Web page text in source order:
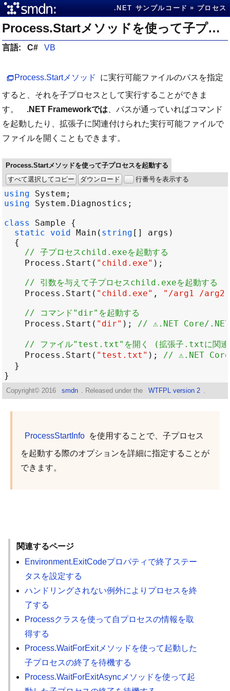
.NET サンプルコード プロセス
Process.Startメソッドを使って子プロセスを起動する
言語: C# VB
Process.Startメソッド
に実行可能ファイルのパスを指定
すると、それを子プロセスとして実行することができま
す。 .NET Frameworkでは 、パスが通っていればコマンド
を起動したり、拡張子に関連付けられた実行可能ファイルで
ファイルを開くこともできます。
Process.Startメソッドを使って子プロセスを起動する
すべて選択してコピー
ダウンロード 行番号を表示する
using System
using
System . Diagnostics
class
Sample
static
void Main ( string [] args
// 子プロセスchild.exeを起動する
Process . Start ( "child.exe"
// 引数を与えて子プロセスchild.exeを起動する
Process . Start ( "child.exe" ,
"/arg1 /arg2
// コマンド"dir"を起動する
Process . Start ( "dir" ); // ⚠.NET Core/.NET
// ファイル"test.txt"を開く (拡張子.txtに関連付
Process . Start ( "test.txt" );
// ⚠.NET Core/
Copyright© 2016 smdn . Released under the WTFPL version 2
ProcessStartInfo を使用することで、子プロセス
を起動する際のオプションを詳細に指定することが
できます。
関連するページ
Environment.ExitCodeプロパティで終了ステー
タスを設定する
ハンドリングされない例外によりプロセスを終
了する
Processクラスを使って自プロセスの情報を取
得する
Process.WaitForExitメソッドを使って起動した
子プロセスの終了を待機する
Process.WaitForExitAsyncメソッドを使って起